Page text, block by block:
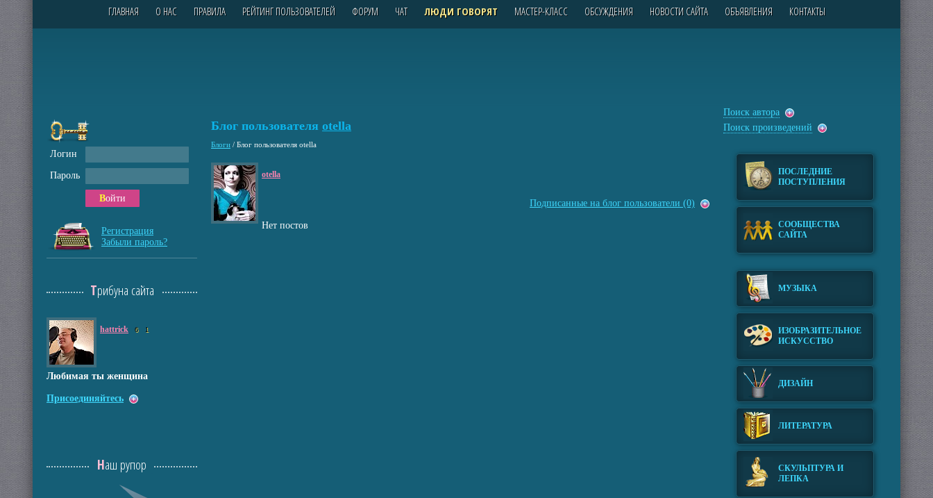
ГЛАВНАЯ О НАС ПРАВИЛА РЕЙТИНГ ПОЛЬЗОВАТЕЛЕЙ ФОРУМ ЧАТ ЛЮДИ ГОВОРЯТ МАСТЕР-КЛАСС ОБСУЖДЕНИЯ НОВОСТИ САЙТА ОБЪЯВЛЕНИЯ КОНТАКТЫ
Блог пользователя otella
Блоги / Блог пользователя otella
otella
Подписанные на блог пользователи (0)
Нет постов
Логин
Пароль
Войти
Регистрация
Забыли пароль?
Трибуна сайта
hattrick 6 1
Любимая ты женщина
Присоединяйтесь
Наш рупор
Поиск автора
Поиск произведений
ПОСЛЕДНИЕ
ПОСТУПЛЕНИЯ
СООБЩЕСТВА
САЙТА
МУЗЫКА
ИЗОБРАЗИТЕЛЬНОЕ
ИСКУССТВО
ДИЗАЙН
ЛИТЕРАТУРА
СКУЛЬПТУРА И
ЛЕПКА